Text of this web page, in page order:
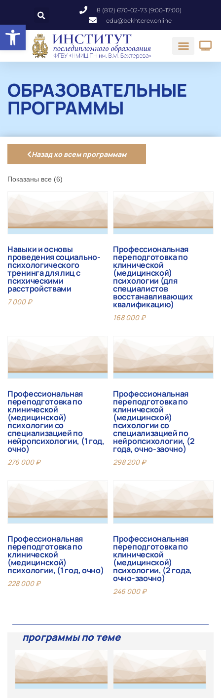
Открыть панель инструментов
8 (812) 670-02-73 (9:00-17:00)
edu@bekhterev.online
ОБРАЗОВАТЕЛЬНЫЕ
ПРОГРАММЫ
Назад ко всем программам
Показаны все (6)
Навыки и основы
проведения социально-
психологического
тренинга для лиц с
психическими
расстройствами
7 000₽
Профессиональная
переподготовка по
клинической
(медицинской)
психологии (для
специалистов
восстанавливающих
квалификацию)
168 000₽
Профессиональная
переподготовка по
клинической
(медицинской)
психологии со
специализацией по
нейропсихологии, (1 год,
очно)
276 000₽
Профессиональная
переподготовка по
клинической
(медицинской)
психологии со
специализацией по
нейропсихологии, (2
года, очно-заочно)
298 200₽
Профессиональная
переподготовка по
клинической
(медицинской)
психологии, (1 год, очно)
228 000₽
Профессиональная
переподготовка по
клинической
(медицинской)
психологии, (2 года,
очно-заочно)
246 000₽
программы по теме